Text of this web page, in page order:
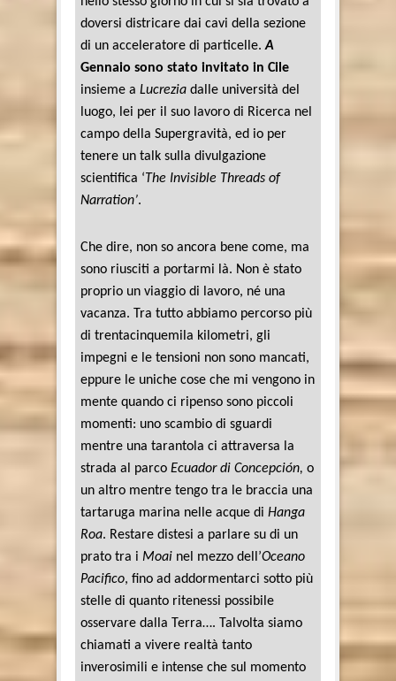
doversi districare dai cavi della sezione
di un acceleratore di particelle.A
Gennaio sono stato invitato in Cile
insieme a Lucrezia dalle università del
luogo, lei per il suo lavoro di Ricerca nel
campo della Supergravità, ed io per
tenere un talk sulla divulgazione
scientifica ‘The Invisible Threads of
Narration’.
Che dire, non so ancora bene come, ma
sono riusciti a portarmi là. Non è stato
proprio un viaggio di lavoro, né una
vacanza. Tra tutto abbiamo percorso più
di trentacinquemila kilometri, gli
impegni e le tensioni non sono mancati,
eppure le uniche cose che mi vengono in
mente quando ci ripenso sono piccoli
momenti: uno scambio di sguardi
mentre una tarantola ci attraversa la
strada al parco Ecuador di Concepción, o
un altro mentre tengo tra le braccia una
tartaruga marina nelle acque di Hanga
Roa. Restare distesi a parlare su di un
prato tra i Moai nel mezzo dell’Oceano
Pacifico, fino ad addormentarci sotto più
stelle di quanto ritenessi possibile
osservare dalla Terra…. Talvolta siamo
chiamati a vivere realtà tanto
inverosimili e intense che sul momento